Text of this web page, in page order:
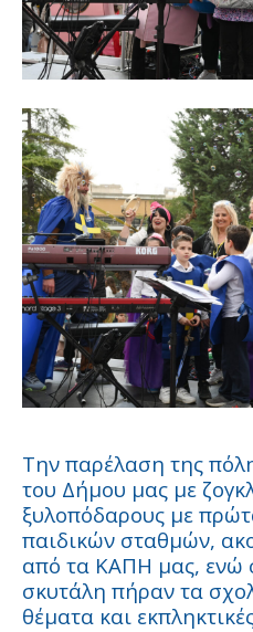
Την παρέλαση της
του Δήμου μας με
ξυλοπόδαρους με
παιδικών σταθμών,
από τα ΚΑΠΗ μας, ενώ
σκυτάλη πήραν τα
θέματα και